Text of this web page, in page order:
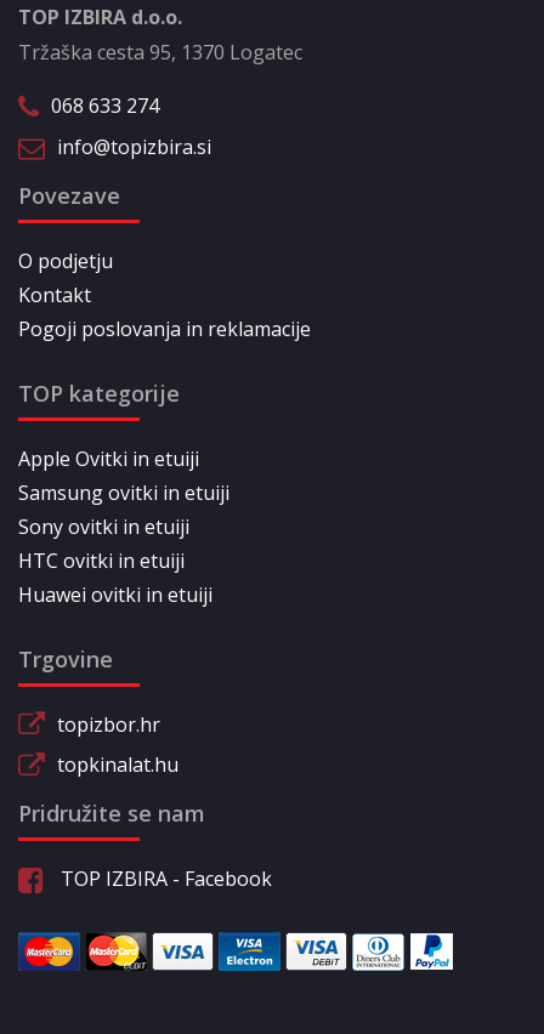
TOP IZBIRA d.o.o.
Tržaška cesta 95, 1370 Logatec
068 633 274
info@topizbira.si
Povezave
O podjetju
Kontakt
Pogoji poslovanja in reklamacije
TOP kategorije
Apple Ovitki in etuiji
Samsung ovitki in etuiji
Sony ovitki in etuiji
HTC ovitki in etuiji
Huawei ovitki in etuiji
Trgovine
topizbor.hr
topkinalat.hu
Pridružite se nam
TOP IZBIRA - Facebook